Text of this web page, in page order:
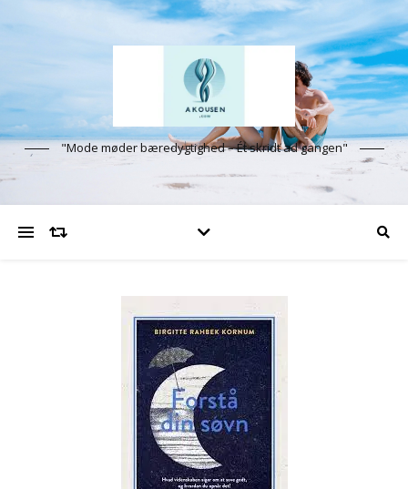
"Mode møder bæredygtighed – Ét skridt ad gangen"